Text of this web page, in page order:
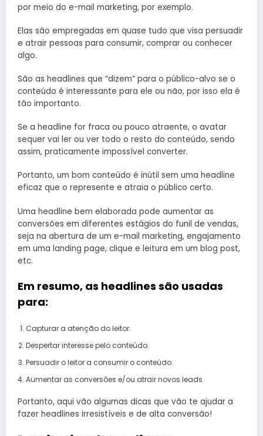
por meio do e-mail marketing, por exemplo.
Elas são empregadas em quase tudo que visa persuadir
e atrair pessoas para consumir, comprar ou conhecer
algo.
São as headlines que “dizem” para o público-alvo se o
conteúdo é interessante para ele ou não, por isso ela é
tão importanto.
Se a headline for fraca ou pouco atraente, o avatar
sequer vai ler ou ver todo o resto do conteúdo, sendo
assim, praticamente impossível converter.
Portanto, um bom conteúdo é inútil sem uma headline
eficaz que o represente e atraia o público certo.
Uma headline bem elaborada pode aumentar as
conversões em diferentes estágios do funil de vendas,
seja na abertura de um e-mail marketing, engajamento
em uma landing page, clique e leitura em um blog post,
etc.
Em resumo, as headlines são usadas
para:
Capturar a atenção do leitor.
Despertar interesse pelo conteúdo.
Persuadir o leitor a consumir o conteúdo.
Aumentar as conversões e/ou atrair novos leads.
Portanto, aqui vão algumas dicas que vão te ajudar a
fazer headlines irresistíveis e de alta conversão!